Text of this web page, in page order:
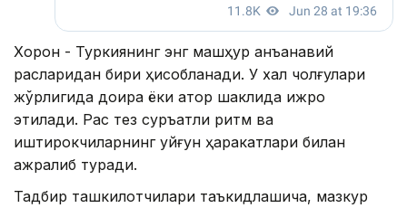
Хорон - Туркиянинг энг машҳур анъанавий
рақсларидан бири ҳисобланади. У халқ чолғулари
жўрлигида доира ёки қатор шаклида ижро
этилади. Рақс тез суръатли ритм ва
иштирокчиларнинг уйғун ҳаракатлари билан
ажралиб туради.
Тадбир ташкилотчилари таъкидлашича, мазкур